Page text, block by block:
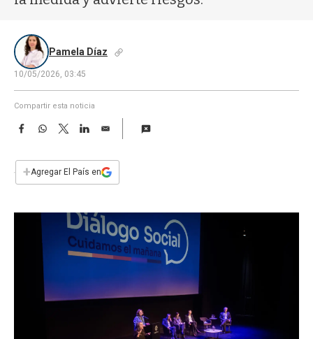
Pamela Díaz
10/05/2026, 03:45
Compartir esta noticia
F
e
b
W
s
T
w
t
L
n
E
i
l
+Agregar El País en